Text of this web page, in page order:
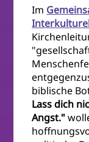
Im
biblische
Lass dich
Angst."